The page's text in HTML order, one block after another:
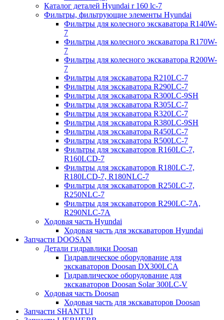
Каталог деталей Hyundai r 160 lc-7
Фильтры, фильтрующие элементы Hyundai
Фильтры для колесного экскаватора R140W-
7
Фильтры для колесного экскаватора R170W-
7
Фильтры для колесного экскаватора R200W-
7
Фильтры для экскаватора R210LC-7
Фильтры для экскаватора R290LC-7
Фильтры для экскаватора R300LC-9SH
Фильтры для экскаватора R305LC-7
Фильтры для экскаватора R320LC-7
Фильтры для экскаватора R380LC-9SH
Фильтры для экскаватора R450LC-7
Фильтры для экскаватора R500LC-7
Фильтры для экскаваторов R160LC-7,
R160LCD-7
Фильтры для экскаваторов R180LC-7,
R180LCD-7, R180NLC-7
Фильтры для экскаваторов R250LC-7,
R250NLC-7
Фильтры для экскаваторов R290LC-7A,
R290NLC-7A
Ходовая часть Hyundai
Ходовая часть для экскаваторов Hyundai
Запчасти DOOSAN
Детали гидравлики Doosan
Гидравлическое оборудование для
экскаваторов Doosan DX300LCA
Гидравлическое оборудование для
экскаваторов Doosan Solar 300LC-V
Ходовая часть Doosan
Ходовая часть для экскаваторов Doosan
Запчасти SHANTUI